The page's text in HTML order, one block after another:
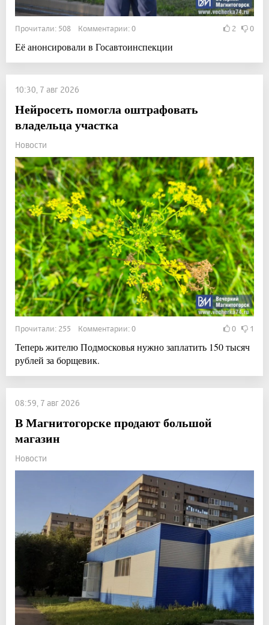
Прочитали: 508 Комментарии: 0 2 0
Её анонсировали в Госавтоинспекции
10:30, 7 авг 2026
Нейросеть помогла оштрафовать
владельца участка
Новости
Прочитали: 255 Комментарии: 0 0 1
Теперь жителю Подмосковья нужно заплатить 150 тысяч
рублей за борщевик.
08:59, 7 авг 2026
В Магнитогорске продают большой
магазин
Новости